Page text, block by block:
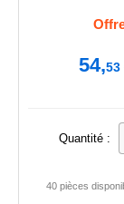
54,53
Quantité :
40 pièces